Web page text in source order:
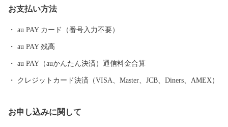
お支払い方法
au PAY カード（番号入力不要）
au PAY 残高
au PAY（auかんたん決済）通信料金合算
クレジットカード決済（VISA、Master、JCB、Diners、AMEX）
お申し込みに関して